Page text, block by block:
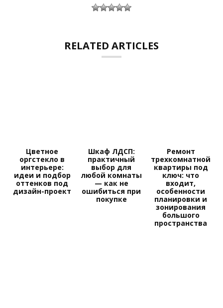
RELATED ARTICLES
Цветное
оргстекло в
интерьере:
идеи и подбор
оттенков под
дизайн-проект
Шкаф ЛДСП:
практичный
выбор для
любой комнаты
— как не
ошибиться при
покупке
Ремонт
трехкомнатной
квартиры под
ключ: что
входит,
особенности
планировки и
зонирования
большого
пространства